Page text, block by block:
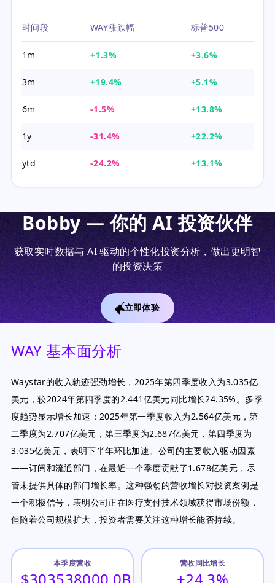
时间段 WAY涨跌幅 标普500
1m +1.3% +3.6%
3m +19.4% +5.1%
6m -1.5% +13.8%
1y -31.4% +22.2%
ytd -24.2% +13.1%
Bobby — 你的 AI 投资伙伴
获取实时数据与 AI 驱动的个性化投资分析，做出更明智
的投资决策
立即体验
WAY 基本面分析
Waystar的收入轨迹强劲增长，2025年第四季度收入为3.035亿
美元，较2024年第四季度的2.441亿美元同比增长24.35%。多季
度趋势显示增长加速：2025年第一季度收入为2.564亿美元，第
二季度为2.707亿美元，第三季度为2.687亿美元，第四季度为
3.035亿美元，表明下半年环比加速。公司的主要收入驱动因素
——订阅和流通部门，在最近一个季度贡献了1.678亿美元，尽
管未提供具体的部门增长率。这种强劲的营收增长对投资案例是
一个积极信号，表明公司正在医疗支付技术领域获得市场份额，
但随着公司规模扩大，投资者需要关注这种增长能否持续。
本季度营收
$303538000.0B
营收同比增长
+24.3%